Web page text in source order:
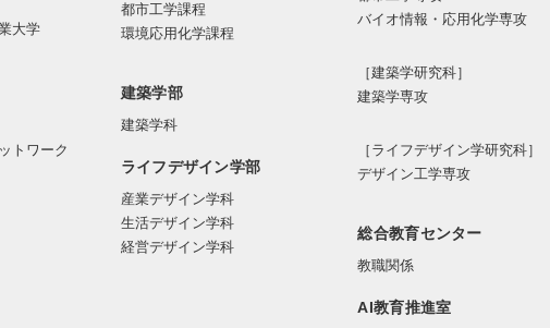
大学
トワーク
都市工学課程
環境応用化学課程
建築学部
建築学科
ライフデザイン学部
産業デザイン学科
生活デザイン学科
経営デザイン学科
バイオ情報・応⽤化学専攻
［建築学研究科］
建築学専攻
［ライフデザイン学研究科］
デザイン工学専攻
総合教育センター
教職関係
AI教育推進室